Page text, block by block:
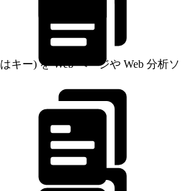
ー) を Web ページや Web 分析ソ